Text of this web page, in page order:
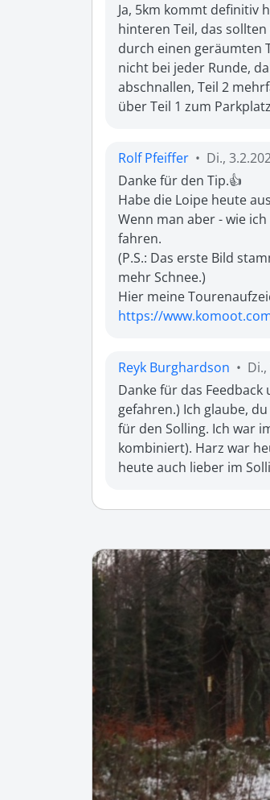
Ja, 5km kommt definitiv
hinteren Teil, das
durch einen geräumten
nicht bei jeder Runde,
abschnallen, Teil 2
über Teil 1 zum
Rolf Pfeiffer • Di.,
Danke für den Tip.👍
Habe die Loipe heute
Wenn man aber - wie
fahren.
(P.S.: Das erste Bild
mehr Schnee.)
https://
Reyk Burghardson •
Danke für das
gefahren.) Ich glaube,
für den Solling. Ich war
kombiniert). Harz war
heute auch lieber im